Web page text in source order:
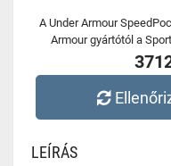
A Under Armour
Armour gyártótól a
LEÍRÁS